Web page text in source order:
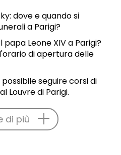
dove e quando si
a Parigi?
Leone XIV a Parigi?
di apertura delle
seguire corsi di
Louvre di Parigi.
di più